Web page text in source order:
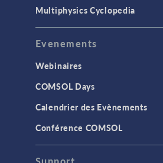
Multiphysics Cyclopedia
Evenements
Webinaires
COMSOL Days
Calendrier des Evènements
Conférence COMSOL